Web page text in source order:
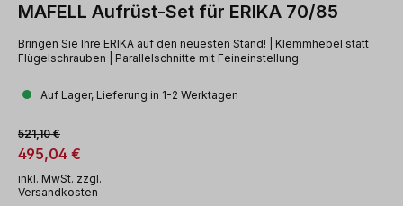
MAFELL Aufrüst-Set für ERIKA 70/85
Bringen Sie Ihre ERIKA auf den neuesten Stand! | Klemmhebel statt
Flügelschrauben | Parallelschnitte mit Feineinstellung
Auf Lager, Lieferung in 1-2 Werktagen
Verkaufspreis:
495,04 €
Regulärer Preis:
521,10 €
inkl. MwSt. zzgl.
Versandkosten